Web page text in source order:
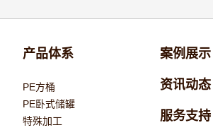
产品体系
PE方桶
PE卧式储罐
特殊加工
案例展示
资讯动态
服务支持